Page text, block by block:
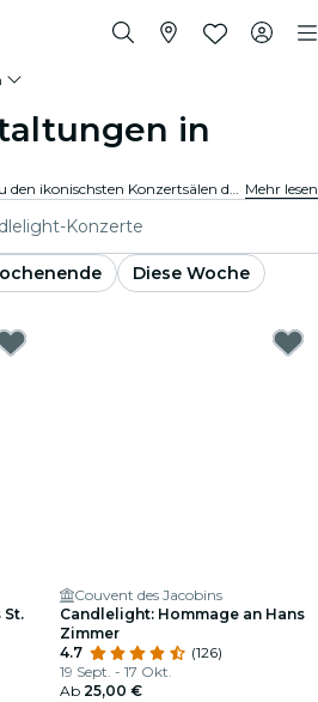
in
Von intimen Locations bis hin zu den ikonischsten Konzertsälen der Stadt, Rennes pulsiert mit der Musik und bietet ein vielfältiges Veranstaltungsangebot für jeden Geschmack und Stil. Mehr lesen
Konzerte
Diese Woche
St.
Couvent des Jacobins
Candlelight: Hommage an Hans
Zimmer
4.7
(126)
19 Sept. - 17 Okt.
Ab 25,00 €